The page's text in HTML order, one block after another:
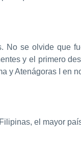
No se olvide que
y el primero
y Atenágoras I en
el mayor